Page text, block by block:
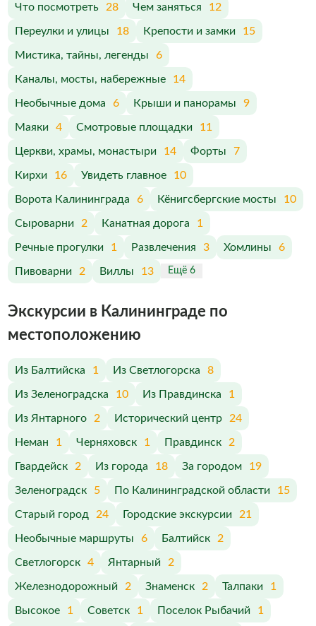
Что посмотреть 28 Чем заняться 12
Переулки и улицы 18 Крепости и замки 15
Мистика, тайны, легенды 6
Каналы, мосты, набережные 14
Необычные дома 6 Крыши и панорамы 9
Маяки 4 Смотровые площадки 11
Церкви, храмы, монастыри 14 Форты 7
Кирхи 16 Увидеть главное 10
Ворота Калининграда 6 Кёнигсбергские мосты 10
Сыроварни 2 Канатная дорога 1
Речные прогулки 1 Развлечения 3 Хомлины 6
Пивоварни 2 Виллы 13 Ещё 6
Экскурсии в Калининграде по
меcтоположению
Из Балтийска 1 Из Светлогорска 8
Из Зеленоградска 10 Из Правдинска 1
Из Янтарного 2 Исторический центр 24
Неман 1 Черняховск 1 Правдинск 2
Гвардейск 2 Из города 18 За городом 19
Зеленоградск 5 По Калининградской области 15
Старый город 24 Городские экскурсии 21
Необычные маршруты 6 Балтийск 2
Светлогорск 4 Янтарный 2
Железнодорожный 2 Знаменск 2 Талпаки 1
Высокое 1 Советск 1 Поселок Рыбачий 1